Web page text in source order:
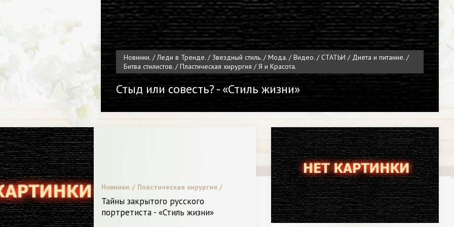
Новинки. / Леди в Тренде. / Звездный стиль. / Мода. / Видео. / СТАТЬИ / Диета и питание. /
Битва стилистов. / Пластическая хирургия / Я и Красота.
Стыд или совесть? - «Стиль жизни»
Новинки. / Пластическая хирургия /
Звездный стиль. / Диета и питание. /
Битва стилистов. / С чем носить. / Высокая
мода. / Видео. / Я и Красота.
Тайны закрытого русского
портретиста - «Стиль жизни»